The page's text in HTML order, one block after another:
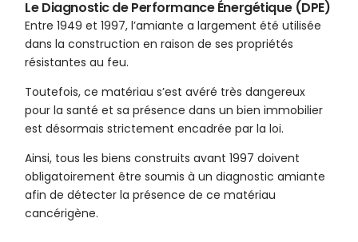
Le Diagnostic de Performance Énergétique (DPE)
Entre 1949 et 1997, l’amiante a largement été utilisée
dans la construction en raison de ses propriétés
résistantes au feu.
Toutefois, ce matériau s’est avéré très dangereux
pour la santé et sa présence dans un bien immobilier
est désormais strictement encadrée par la loi.
Ainsi, tous les biens construits avant 1997 doivent
obligatoirement être soumis à un diagnostic amiante
afin de détecter la présence de ce matériau
cancérigène.